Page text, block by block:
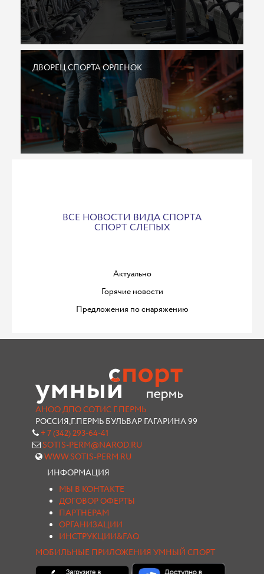
ДВОРЕЦ СПОРТА ОРЛЕНОК
ВСЕ НОВОСТИ ВИДА СПОРТА
СПОРТ СЛЕПЫХ
Актуально
Горячие новости
Предложения по снаряжению
АНОО ДПО СОТИС Г.ПЕРМЬ
РОССИЯ,Г.ПЕРМЬ БУЛЬВАР ГАГАРИНА 99
+ 7 (342) 293-64-41
SOTIS-PERM@NAROD.RU
WWW.SOTIS-PERM.RU
ИНФОРМАЦИЯ
МЫ В КОНТАКТЕ
ДОГОВОР ОФЕРТЫ
ПАРТНЕРАМ
ОРГАНИЗАЦИИ
ИНСТРУКЦИИ&FAQ
МОБИЛЬНЫЕ ПРИЛОЖЕНИЯ УМНЫЙ СПОРТ